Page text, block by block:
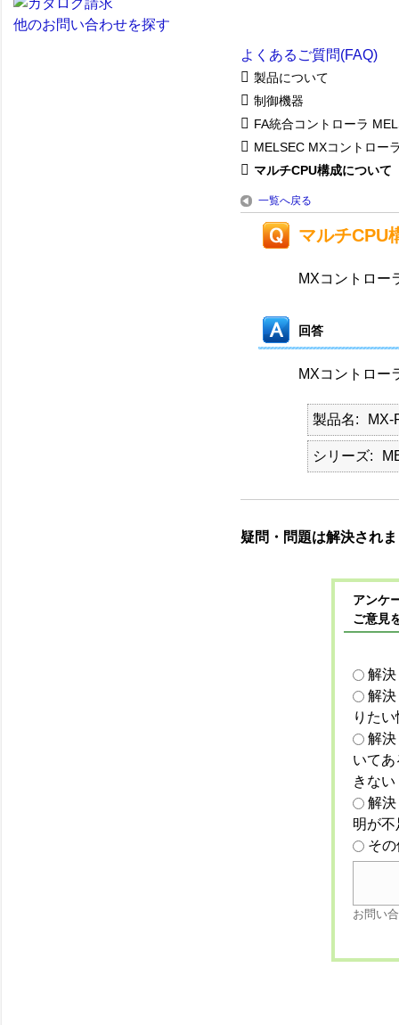
他のお問い合わせを探す
よくあるご質問(FAQ)
製品について
制御機器
FA統合コントローラ
MELSEC MXコントロー
マルチCPU構成について
一覧へ戻る
マルチCPU
MXコントロー
回答
MXコントロー
製品名 MX-
シリーズ
疑問・問題は解決され
アンケ
ご意見
解
解
りた
解
いて
きない
解
明が
そ
お問い